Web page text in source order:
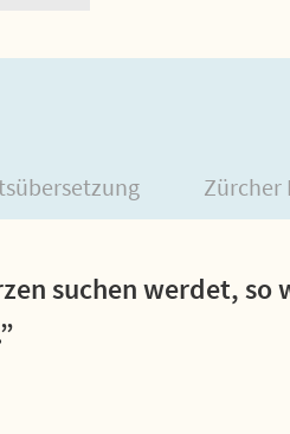
Zürcher
suchen werdet, so